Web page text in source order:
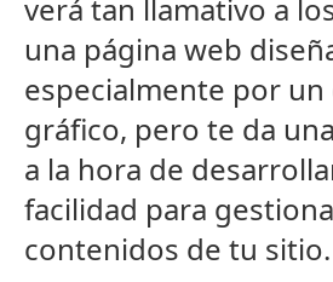
verá tan llamativo a
una página web
especialmente por
gráfico, pero te da
a la hora de
facilidad para
contenidos de tu sitio.